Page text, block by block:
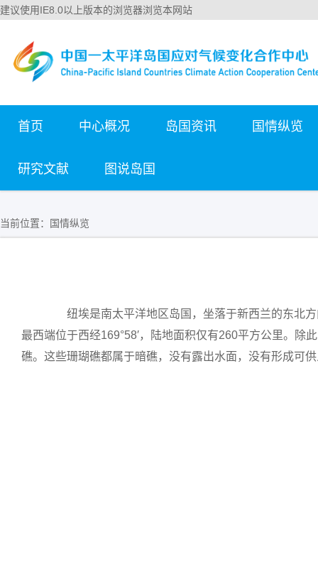
建议使用IE8.0以上版本的浏览器浏览本网站
首页 中心概况 岛国资讯 国情纵览
研究文献 图说岛国
当前位置： 国情纵览
纽埃是南太平洋地区岛国，坐落于新西兰的东北方
最西端位于西经169°58′，陆地面积仅有260平方公里。
礁。这些珊瑚礁都属于暗礁，没有露出水面，没有形成可